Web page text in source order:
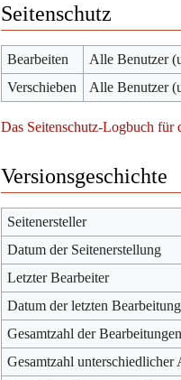
Seitenschutz
Bearbeiten
Alle Benutzer
Verschieben
Alle Benutzer
Das Seitenschutz-Logbuch für
Versionsgeschichte
Seitenersteller
Datum der Seitenerstellung
Letzter Bearbeiter
Datum der letzten Bearbeitung
Gesamtzahl der Bearbeitungen
Gesamtzahl unterschiedlicher